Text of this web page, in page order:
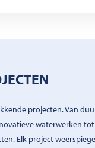
projecten. Van
waterwerken
Elk project